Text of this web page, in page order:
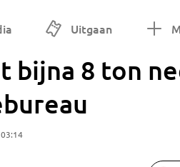
Uitgaan
bijna 8 ton